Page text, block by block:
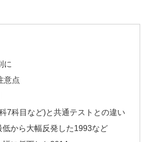
に
意点
7科目など)と共通テストとの違い
から大幅反発した1993など